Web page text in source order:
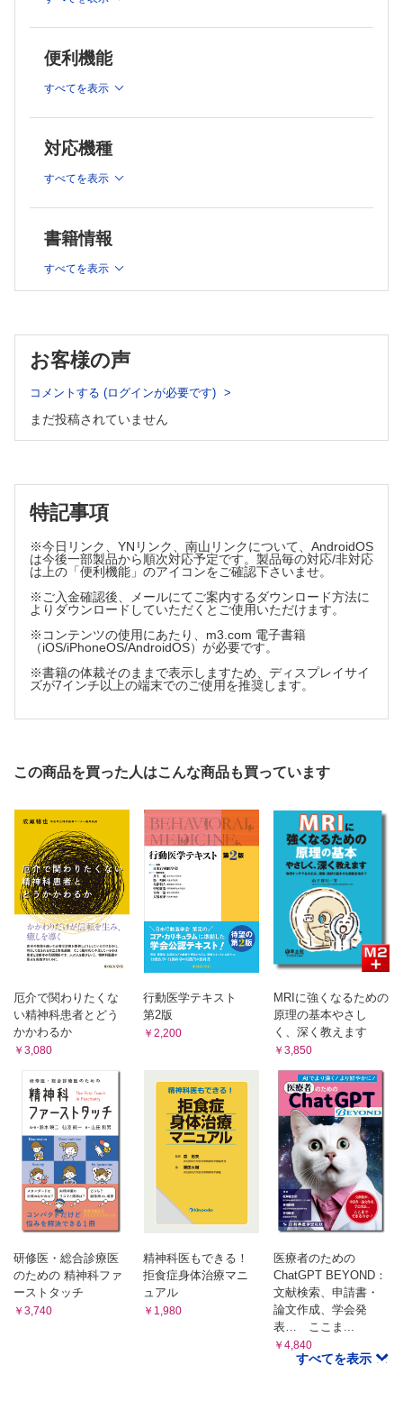
第3章 一般医療現場での気分障害と不眠症
第4章 一般医療現場における不安
第5章 身体症状症および関連症群
第8章 一般医療現場におけるコーピングの改善と不適応行動
第9章 意思決定能力の評価
第11章 一般医療現場における神経認知障害
第12章 神経疾患に伴う精神症状
第IV部 医薬品使用と物質使用の緊急合併症
群
第15章 トキシドローム（中毒症候群）：毒物学と精神疾患患
第17章 周産期精神医学
第18章 サイコオンコロジー
第19章 臓器移植精神医学
第20章 痛みの精神医学的評価とマネージメント
第21章 緩和ケアにおける精神医学
便利機能
すべてを表示
対応機種
すべてを表示
書籍情報
すべてを表示
お客様の声
コメントする (ログインが必要です)
まだ投稿されていません
特記事項
※今日リンク、YNリンク、南山リンクについて、AndroidOS
は今後一部製品から順次対応予定です。製品毎の対応/非対応
は上の「便利機能」のアイコンをご確認下さいませ。
※ご入金確認後、メールにてご案内するダウンロード方法に
よりダウンロードしていただくとご使用いただけます。
※コンテンツの使用にあたり、m3.com 電子書籍
（iOS/iPhoneOS/AndroidOS）が必要です。
※書籍の体裁そのままで表示しますため、ディスプレイサイ
ズが7インチ以上の端末でのご使用を推奨します。
この商品を買った人はこんな商品も買っています
厄介で関わりたくな
い精神科患者とどう
かかわるか
￥3,080
行動医学テキスト
第2版
￥2,200
MRIに強くなるための
原理の基本やさし
く、深く教えます
￥3,850
研修医・総合診療医
のための 精神科ファ
ーストタッチ
￥3,740
精神科医もできる！
拒食症身体治療マニ
ュアル
￥1,980
医療者のための
ChatGPT BEYOND：
文献検索、申請書・
論文作成、学会発
表… ここま...
￥4,840
すべてを表示